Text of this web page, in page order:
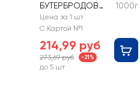
БУТЕРБРОДОВ
15%, без змж
1000г
Цена за 1 шт
С Картой №1
214,99 руб
273,69 руб -21%
до 5 шт